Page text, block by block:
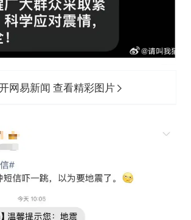
网易新闻 查看精彩图片